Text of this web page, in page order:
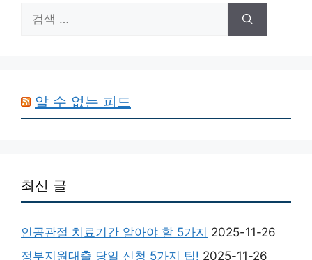
색:
알 수 없는 피드
최신 글
인공관절 치료기간 알아야 할 5가지 2025-11-26
정부지원대출 당일 신청 5가지 팁! 2025-11-26